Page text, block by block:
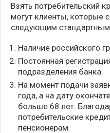
Взять потребительский
могут клиенты, которые
следующим стандартным
Наличие российского
Постоянная
подразделения банка.
На момент подачи
года, а на дату
больше 68 лет.
потребительские
пенсионерам.